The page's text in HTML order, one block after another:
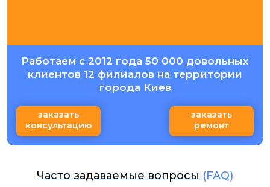
Работаем с 2012 года 50 000 довольных
клиентов 12 филиалов на территории
города Киев
заказать
консультацию
заказать
ремонт
Часто задаваемые вопросы (FAQ)